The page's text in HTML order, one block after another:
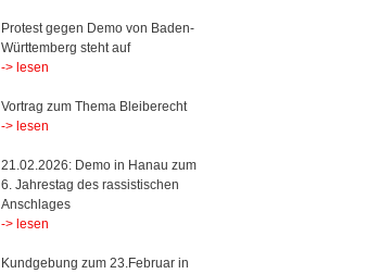
Protest gegen Demo von Baden-
Württemberg steht auf
-> lesen
Vortrag zum Thema Bleiberecht
-> lesen
21.02.2026: Demo in Hanau zum
6. Jahrestag des rassistischen
Anschlages
-> lesen
Kundgebung zum 23.Februar in